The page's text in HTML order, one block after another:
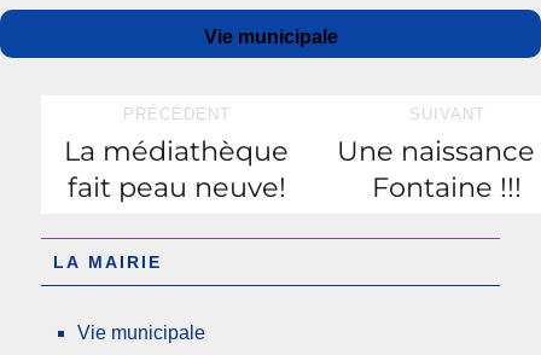
Auteur
Publié
le
Catégories
Vie municipale
Navigation
de
PRÉCÉDENT
Publication
précédente :
La médiathèque
fait peau neuve!
SUIVANT
Publication
suivante :
Une naissance
Fontaine !!!
LA MAIRIE
Vie municipale